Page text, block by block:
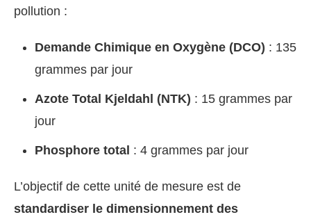
pollution :
Demande Chimique en Oxygène (DCO) : 135
grammes par jour
Azote Total Kjeldahl (NTK) : 15 grammes par
jour
Phosphore total : 4 grammes par jour
L’objectif de cette unité de mesure est de
standardiser le dimensionnement des